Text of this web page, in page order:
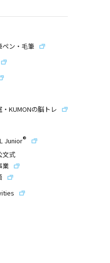
ペン・毛筆
KUMONの脳トレ
Junior®
文式
業